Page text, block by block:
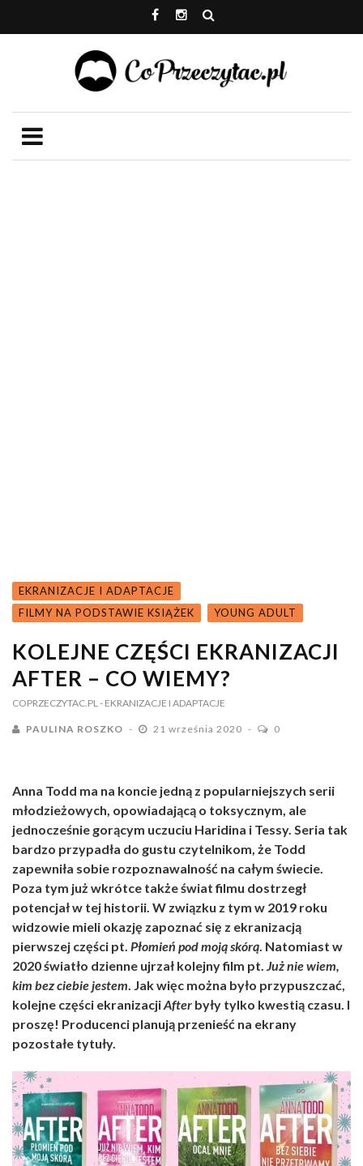
EKRANIZACJE I ADAPTACJE
FILMY NA PODSTAWIE KSIĄŻEK
YOUNG ADULT
KOLEJNE CZĘŚCI EKRANIZACJI
AFTER – CO WIEMY?
COPRZECZYTAC.PL - EKRANIZACJE I ADAPTACJE
PAULINA ROSZKO 21 września 2020 0
Anna Todd ma na koncie jedną z popularniejszych serii
młodzieżowych, opowiadającą o toksycznym, ale
jednocześnie gorącym uczuciu Haridina i Tessy. Seria tak
bardzo przypadła do gustu czytelnikom, że Todd
zapewniła sobie rozpoznawalność na całym świecie.
Poza tym już wkrótce także świat filmu dostrzegł
potencjał w tej historii. W związku z tym w 2019 roku
widzowie mieli okazję zapoznać się z ekranizacją
pierwszej części pt. Płomień pod moją skórą. Natomiast w
2020 światło dzienne ujrzał kolejny film pt. Już nie wiem,
kim bez ciebie jestem. Jak więc można było przypuszczać,
kolejne części ekranizacjiAfter były tylko kwestią czasu. I
proszę! Producenci planują przenieść na ekrany
pozostałe tytuły.